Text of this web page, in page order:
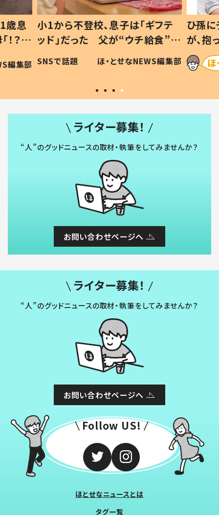
歳息
？」
編集部
小1から不登校、息子は「ギフテ
ッド」だった 父が“ウチ給食”を
作り続ける理由とは #令和の親
#令和の子
SNSで話題 ほ・とせなNEWS編集部
ひ孫
が、
「涙が
い」
ライター募集！
“人”のグッドニュースの取材・執筆をしてみませんか？
お問い合わせページへ
ライター募集！
“人”のグッドニュースの取材・執筆をしてみませんか？
お問い合わせページへ
Follow US!
ほとせなニュースとは
タグ一覧